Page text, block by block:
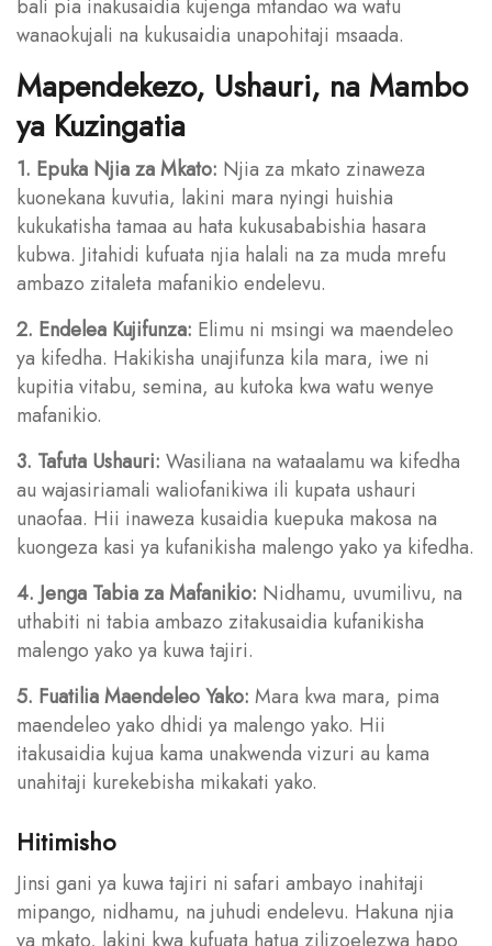
bali pia inakusaidia kujenga mtandao wa watu
wanaokujali na kukusaidia unapohitaji msaada.
Mapendekezo, Ushauri, na Mambo
ya Kuzingatia
1. Epuka Njia za Mkato: Njia za mkato zinaweza
kuonekana kuvutia, lakini mara nyingi huishia
kukukatisha tamaa au hata kukusababishia hasara
kubwa. Jitahidi kufuata njia halali na za muda mrefu
ambazo zitaleta mafanikio endelevu.
2. Endelea Kujifunza: Elimu ni msingi wa maendeleo
ya kifedha. Hakikisha unajifunza kila mara, iwe ni
kupitia vitabu, semina, au kutoka kwa watu wenye
mafanikio.
3. Tafuta Ushauri: Wasiliana na wataalamu wa kifedha
au wajasiriamali waliofanikiwa ili kupata ushauri
unaofaa. Hii inaweza kusaidia kuepuka makosa na
kuongeza kasi ya kufanikisha malengo yako ya kifedha.
4. Jenga Tabia za Mafanikio: Nidhamu, uvumilivu, na
uthabiti ni tabia ambazo zitakusaidia kufanikisha
malengo yako ya kuwa tajiri.
5. Fuatilia Maendeleo Yako: Mara kwa mara, pima
maendeleo yako dhidi ya malengo yako. Hii
itakusaidia kujua kama unakwenda vizuri au kama
unahitaji kurekebisha mikakati yako.
Hitimisho
Jinsi gani ya kuwa tajiri ni safari ambayo inahitaji
mipango, nidhamu, na juhudi endelevu. Hakuna njia